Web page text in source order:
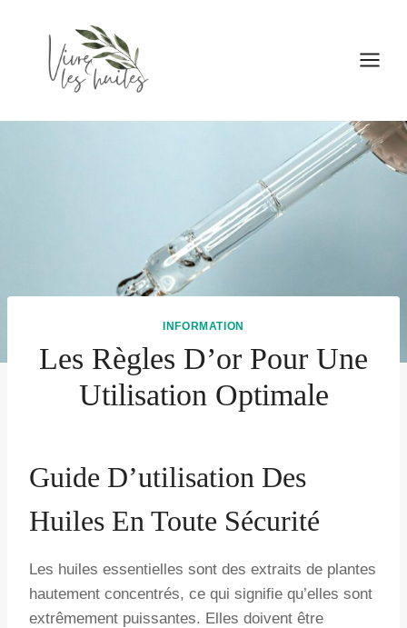
contenu
INFORMATION
Les Règles D’or Pour Une
Utilisation Optimale
Guide D’utilisation Des
Huiles En Toute Sécurité
Les huiles essentielles sont des extraits de plantes
hautement concentrés, ce qui signifie qu’elles sont
extrêmement puissantes. Elles doivent être